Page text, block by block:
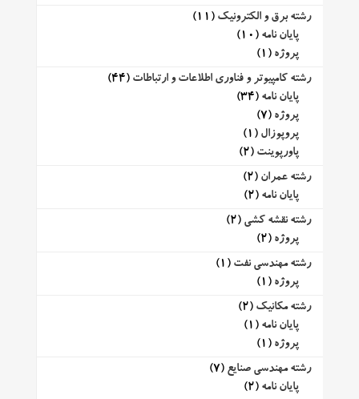
رشته برق و الکترونیک (11)
پایان نامه (10)
پروژه (1)
رشته کامپیوتر و فناوری اطلاعات و ارتباطات (44)
پایان نامه (34)
پروژه (7)
پروپوزال (1)
پاورپوینت (2)
رشته عمران (2)
پایان نامه (2)
رشته نقشه کشی (2)
پروژه (2)
رشته مهندسی نفت (1)
پروژه (1)
رشته مکانیک (2)
پایان نامه (1)
پروژه (1)
رشته مهندسی صنایع (7)
پایان نامه (2)